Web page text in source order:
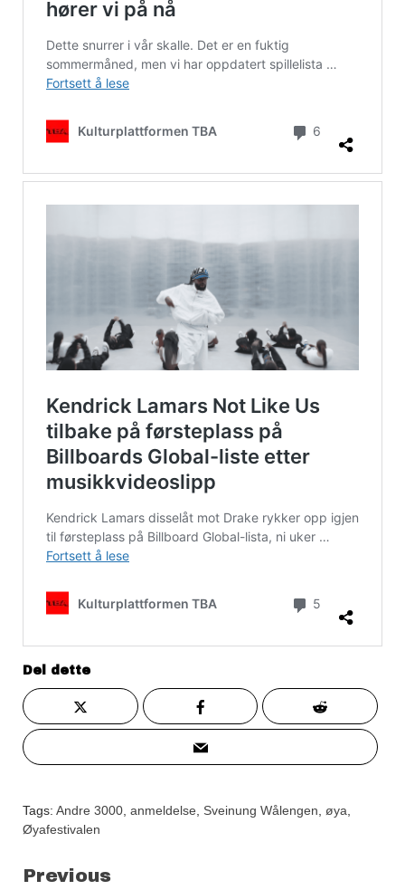
Del dette
Tags: Andre 3000 anmeldelse Sveinung Wålengen øya
Øyafestivalen
Continue
Previous